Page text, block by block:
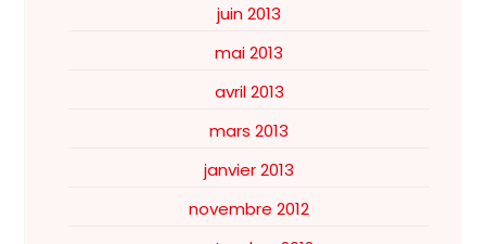
juin 2013
mai 2013
avril 2013
mars 2013
janvier 2013
novembre 2012